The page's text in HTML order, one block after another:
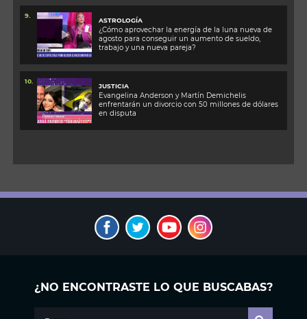
9.
ASTROLOGÍA
¿Cómo aprovechar la energía de la luna nueva de
agosto para conseguir un aumento de sueldo,
trabajo y una nueva pareja?
10.
JUSTICIA
Evangelina Anderson y Martín Demichelis
enfrentarán un divorcio con 50 millones de dólares
en disputa
¿NO ENCONTRASTE LO QUE BUSCABAS?